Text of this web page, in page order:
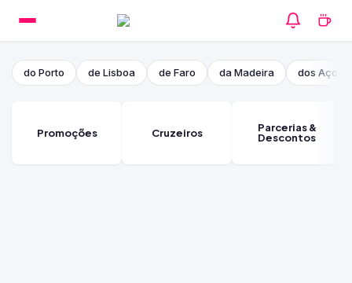
do Porto de Lisboa de Faro da Madeira dos
Promoções Cruzeiros
Parcerias &
Descontos